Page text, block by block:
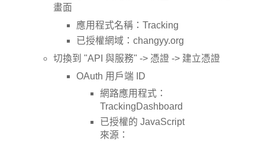
畫面
應用程式名稱：Tracking
已授權網域：changyy.org
切換到 "API 與服務" -> 憑證 -> 建立憑證
OAuth 用戶端 ID
網路應用程式：
TrackingDashboard
已授權的 JavaScript
來源：